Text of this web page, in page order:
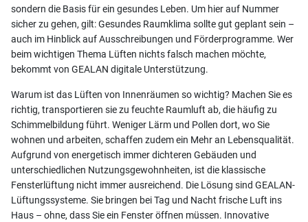
sondern die Basis für ein gesundes Leben. Um hier auf Nummer
sicher zu gehen, gilt: Gesundes Raumklima sollte gut geplant sein –
auch im Hinblick auf Ausschreibungen und Förderprogramme. Wer
beim wichtigen Thema Lüften nichts falsch machen möchte,
bekommt von GEALAN digitale Unterstützung.
Warum ist das Lüften von Innenräumen so wichtig? Machen Sie es
richtig, transportieren sie zu feuchte Raumluft ab, die häufig zu
Schimmelbildung führt. Weniger Lärm und Pollen dort, wo Sie
wohnen und arbeiten, schaffen zudem ein Mehr an Lebensqualität.
Aufgrund von energetisch immer dichteren Gebäuden und
unterschiedlichen Nutzungsgewohnheiten, ist die klassische
Fensterlüftung nicht immer ausreichend. Die Lösung sind GEALAN-
Lüftungssysteme. Sie bringen bei Tag und Nacht frische Luft ins
Haus – ohne, dass Sie ein Fenster öffnen müssen. Innovative